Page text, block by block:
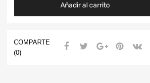
Añadir al carrito
COMPARTE
(0)